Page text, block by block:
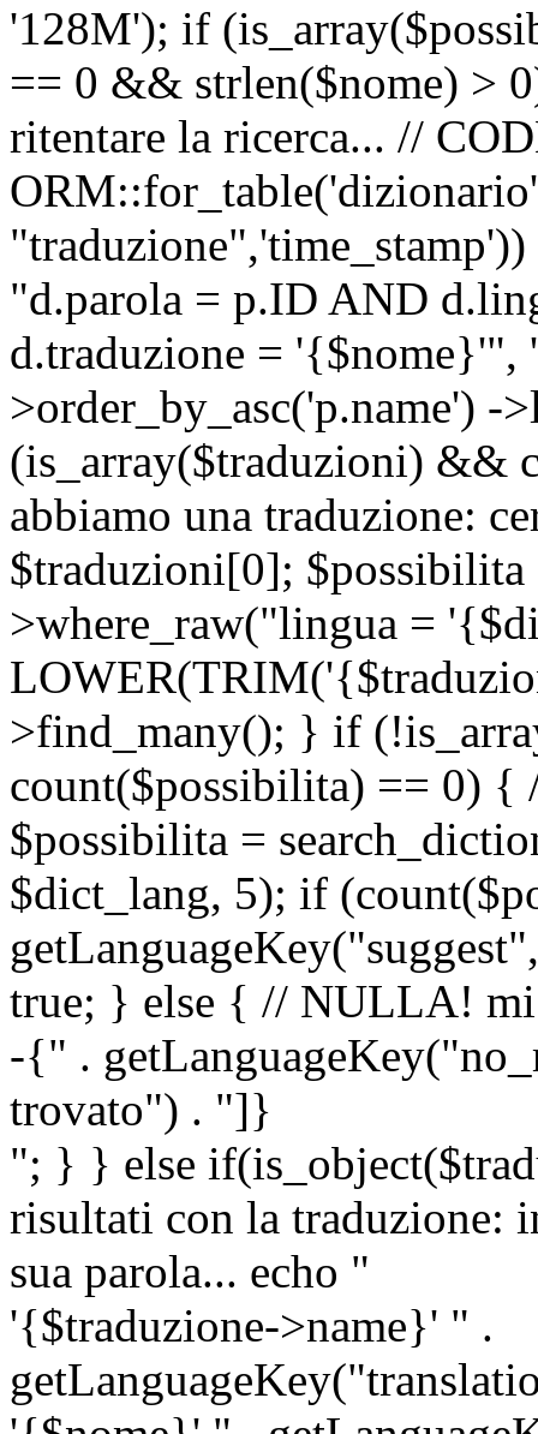
'128M'); if
== 0 && strlen($nome) >
ritentare la ricerca... //
"d.parola = p.ID AND
d.traduzione = '{$nome}'",
>order_by_asc('p.name')
(is_array($traduzioni) &&
abbiamo una traduzione:
$traduzioni[0];
>where_raw("lingua =
>find_many(); } if
count($possibilita) == 0) {
$possibilita =
$dict_lang, 5); if
true; } else { // NULLA! mi
-{" .
trovato") . "]}
"; } } else
risultati con la traduzione:
sua parola... echo "
'{$traduzione->name}' " .